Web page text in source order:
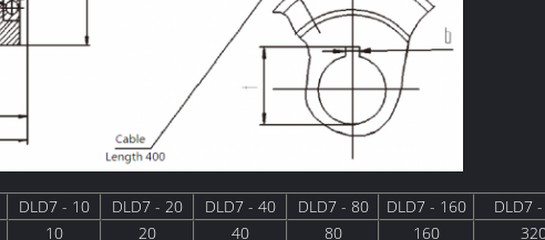
DLD7 - 10 DLD7 - 20 DLD7 - 40 DLD7 - 80 DLD7 - 160
DLD7
10 20 40 80 160